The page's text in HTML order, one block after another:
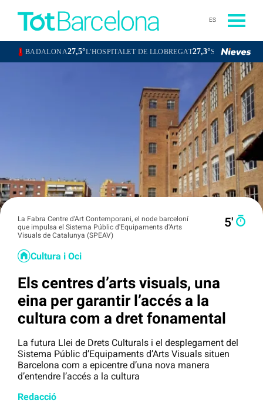
ES
27,5°L'HOSPITALET DE LLOBREGAT27,3°SANTA COLOMA DE
La Fabra Centre d’Art Contemporani, el node barceloní
que impulsa el Sistema Públic d'Equipaments d'Arts
Visuals de Catalunya (SPEAV)
5′
Cultura i Oci
Els centres d’arts visuals, una
eina per garantir l’accés a la
cultura com a dret fonamental
La futura Llei de Drets Culturals i el desplegament del
Sistema Públic d’Equipaments d’Arts Visuals situen
Barcelona com a epicentre d’una nova manera
d’entendre l’accés a la cultura
Redacció